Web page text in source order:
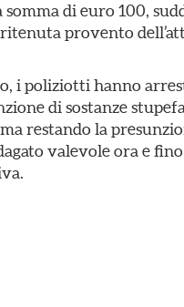
di euro 100,
provento
i poliziotti hanno
di sostanze
restando la
valevole ora e fino